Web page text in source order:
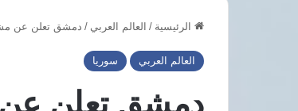
الرئيسية / العالم العربي / دمشق تعلن عن
العالم العربي سوريا
يوم